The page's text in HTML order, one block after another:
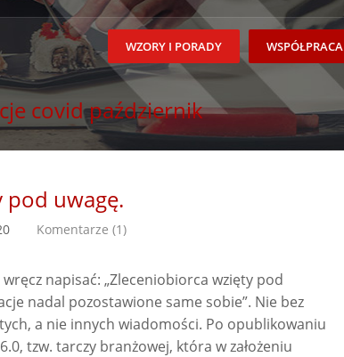
WSPÓŁPRACA
WZORY I PORADY
covid październik
pod uwagę.
Komentarze (1)
napisać: „Zleceniobiorca wzięty pod
nadal pozostawione same sobie”. Nie bez
a nie innych wiadomości. Po opublikowaniu
tzw. tarczy branżowej, która w założeniu